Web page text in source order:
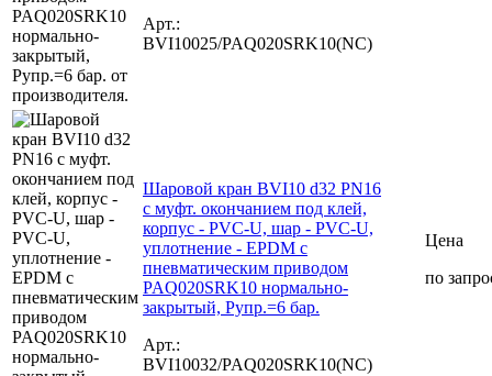
Арт.:
BVI10025/PAQ020SRK10(NC)
Шаровой кран BVI10 d32 PN16
с муфт. окончанием под клей,
корпус - PVC-U, шар - PVC-U,
уплотнение - EPDM с
пневматическим приводом
PAQ020SRK10 нормально-
закрытый, Рупр.=6 бар.
Арт.:
BVI10032/PAQ020SRK10(NC)
Цена
по